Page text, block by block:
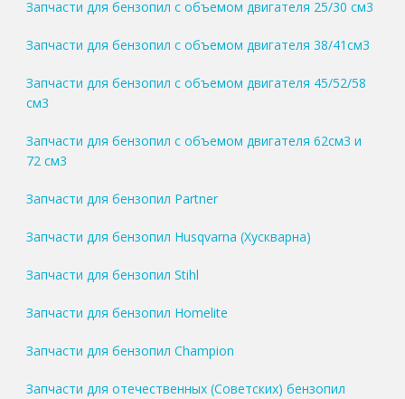
Запчасти для бензопил с объемом двигателя 25/30 см3
Запчасти для бензопил с объемом двигателя 38/41см3
Запчасти для бензопил с объемом двигателя 45/52/58
см3
Запчасти для бензопил с объемом двигателя 62см3 и
72 см3
Запчасти для бензопил Partner
Запчасти для бензопил Husqvarna (Хускварна)
Запчасти для бензопил Stihl
Запчасти для бензопил Homelite
Запчасти для бензопил Champion
Запчасти для отечественных (Советских) бензопил